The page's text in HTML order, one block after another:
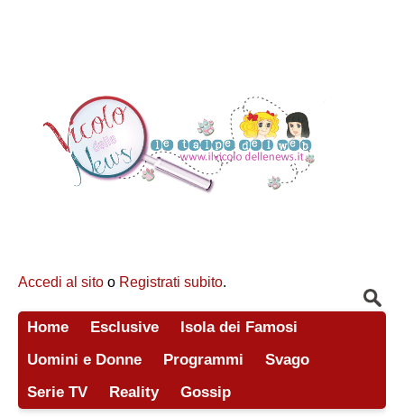
Accedi al sito o Registrati subito.
Home Esclusive
Isola dei Famosi
Uomini e Donne
Programmi
Svago
Serie TV
Reality Gossip